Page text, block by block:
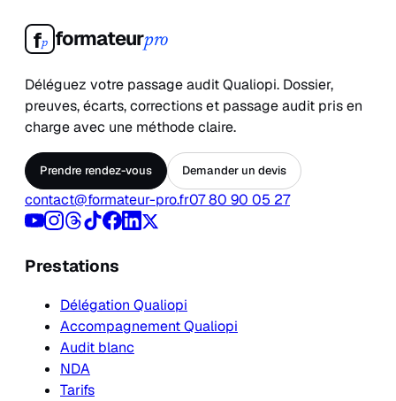
fp formateurpro
Déléguez votre passage audit Qualiopi. Dossier,
preuves, écarts, corrections et passage audit pris en
charge avec une méthode claire.
Prendre rendez-vous Demander un devis
contact@formateur-pro.fr07 80 90 05 27
Prestations
Délégation Qualiopi
Accompagnement Qualiopi
Audit blanc
NDA
Tarifs